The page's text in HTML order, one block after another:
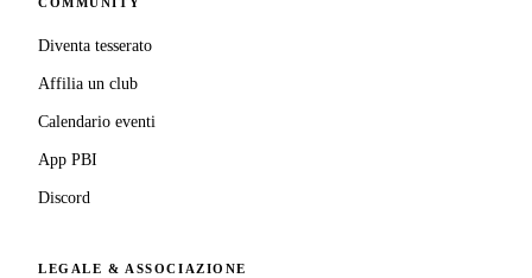
Diventa tesserato
Affilia un club
Calendario eventi
App PBI
Discord
LEGALE & ASSOCIAZIONE